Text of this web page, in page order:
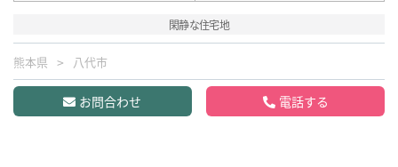
閑静な住宅地
熊本県 八代市
お問合わせ 電話する